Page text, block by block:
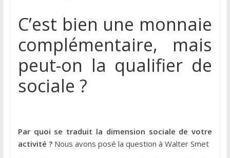
C’est bien une monnaie
complémentaire, mais
peut-on la qualifier de
sociale ?
Par quoi se traduit la dimension sociale de votre
activité ? Nous avons posé la question à Walter Smet